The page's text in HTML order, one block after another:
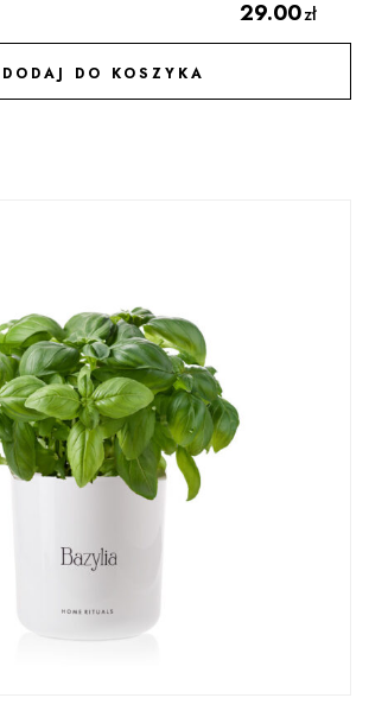
29.00zł
DODAJ DO KOSZYKA
DODAJ DO ULUBIONYCH